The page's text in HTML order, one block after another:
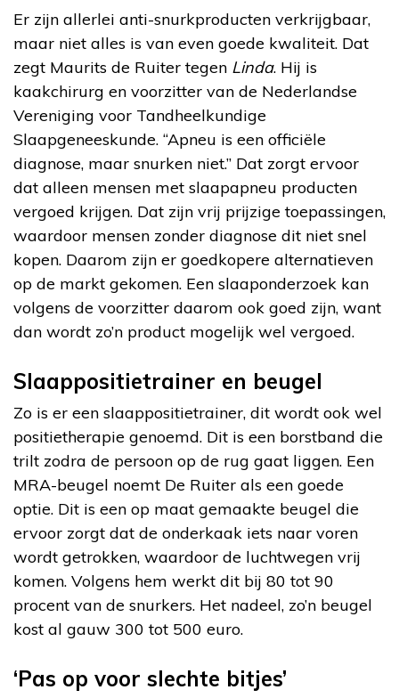
Er zijn allerlei anti-snurkproducten verkrijgbaar,
maar niet alles is van even goede kwaliteit. Dat
zegt Maurits de Ruiter tegen Linda. Hij is
kaakchirurg en voorzitter van de Nederlandse
Vereniging voor Tandheelkundige
Slaapgeneeskunde. “Apneu is een officiële
diagnose, maar snurken niet.” Dat zorgt ervoor
dat alleen mensen met slaapapneu producten
vergoed krijgen. Dat zijn vrij prijzige toepassingen,
waardoor mensen zonder diagnose dit niet snel
kopen. Daarom zijn er goedkopere alternatieven
op de markt gekomen. Een slaaponderzoek kan
volgens de voorzitter daarom ook goed zijn, want
dan wordt zo’n product mogelijk wel vergoed.
Slaappositietrainer en beugel
Zo is er een slaappositietrainer, dit wordt ook wel
positietherapie genoemd. Dit is een borstband die
trilt zodra de persoon op de rug gaat liggen. Een
MRA-beugel noemt De Ruiter als een goede
optie. Dit is een op maat gemaakte beugel die
ervoor zorgt dat de onderkaak iets naar voren
wordt getrokken, waardoor de luchtwegen vrij
komen. Volgens hem werkt dit bij 80 tot 90
procent van de snurkers. Het nadeel, zo’n beugel
kost al gauw 300 tot 500 euro.
‘Pas op voor slechte bitjes’